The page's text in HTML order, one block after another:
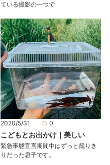
ている撮影の一つで
2020/5/31 0
こどもとお出かけ｜美しい
緊急事態宣言期間中はずっと籠りき
りだった息子です。